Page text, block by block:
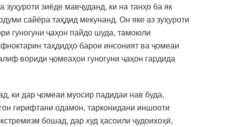
зиёде мавҷуданд, ки на танҳо ба як
сайёра таҳдид мекунанд. Он яке аз зуҳуроти
гуногуни ҷаҳон пайдо шуда, тамоюли
таҳдидҳо барои инсоният ва ҷомеаи
вориди ҷомеаҳои гуногуни ҷаҳон гардида
ки дар ҷомеаи муосир падидаи нав буда,
гирифтани одамон, тарконидани иншооти
бошад, дар худ ҳасоили ҷудоихоҳӣ,